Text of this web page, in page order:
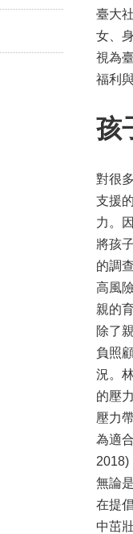
臺大
女、
視為
福利
孩
對很
支援
力。
將孩
的調
高風
親的
除了
負照
況。
的壓
壓力
為適
2018)
無論
在提
中茁壯